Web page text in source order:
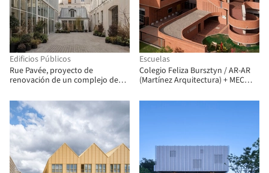
Edificios Públicos
Rue Pavée, proyecto de
renovación de un complejo de
MARS Architectes
Escuelas
Colegio Feliza Bursztyn / AR-AR
(Martínez Arquitectura) + MEC